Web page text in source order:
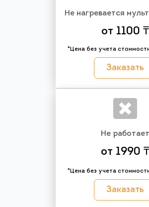
Не нагревается
от 1100 ₸
*Цена без учета
Заказать
Не работает
от 1990 ₸
*Цена без учета
Заказать